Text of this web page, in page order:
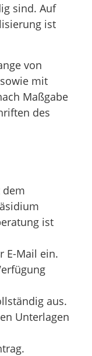
sind. Auf
ist
von
mit
Maßgabe
des
dem
ist
E-Mail ein.
aus.
Unterlagen